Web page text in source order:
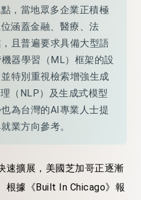
，當地眾多企業正積極
涵蓋金融、醫療、法
且普遍要求具備大型語
器學習（ML）框架的設
特別重視檢索增強生成
理（NLP）及生成式模型
為台灣的AI專業人士提
業方向參考。
速擴展，美國芝加哥正逐漸
根據《Built In Chicago》報